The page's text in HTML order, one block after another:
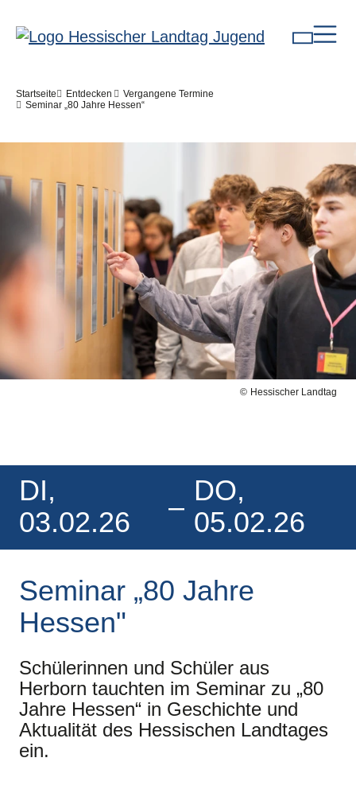
Pfadnavigation
Startseite Entdecken
Vergangene Termine
Seminar „80 Jahre Hessen“
Hessischer Landtag
DI,
03.02.26
– DO,
05.02.26
Seminar „80 Jahre
Hessen"
Schülerinnen und Schüler aus
Herborn tauchten im Seminar zu „80
Jahre Hessen“ in Geschichte und
Aktualität des Hessischen Landtages
ein.